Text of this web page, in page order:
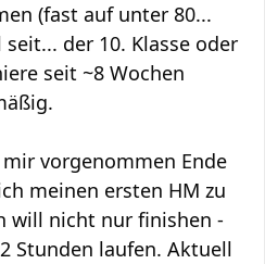
(fast auf unter 80...
seit... der 10. Klasse oder
seit ~8 Wochen
vorgenommen Ende
meinen ersten HM zu
will nicht nur finishen -
Stunden laufen. Aktuell